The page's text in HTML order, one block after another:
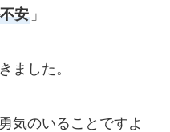
安」
ました。
気のいることですよ